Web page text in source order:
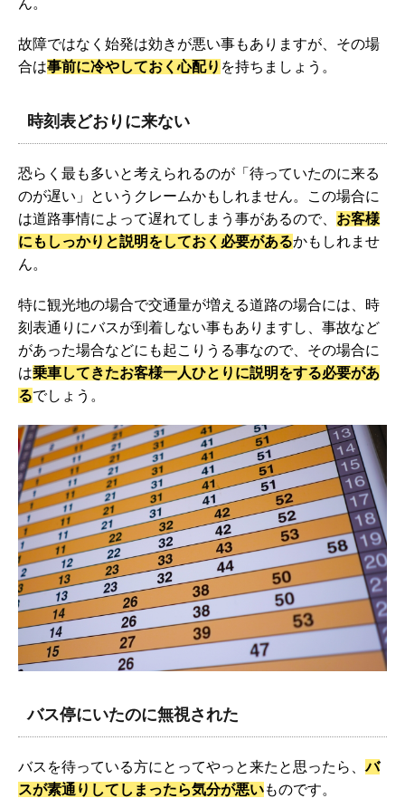
ん。
故障ではなく始発は効きが悪い事もありますが、その場
合は事前に冷やしておく心配り を持ちましょう。
時刻表どおりに来ない
恐らく最も多いと考えられるのが「待っていたのに来る
のが遅い」というクレームかもしれません。この場合に
は道路事情によって遅れてしまう事があるので、 お客様
にもしっかりと説明をしておく必要があるかもしれませ
ん。
特に観光地の場合で交通量が増える道路の場合には、時
刻表通りにバスが到着しない事もありますし、事故など
があった場合などにも起こりうる事なので、その場合に
は乗車してきたお客様一人ひとりに説明をする必要があ
るでしょう。
バス停にいたのに無視された
バスを待っている方にとってやっと来たと思ったら、バ
スが素通りしてしまったら気分が悪いものです。